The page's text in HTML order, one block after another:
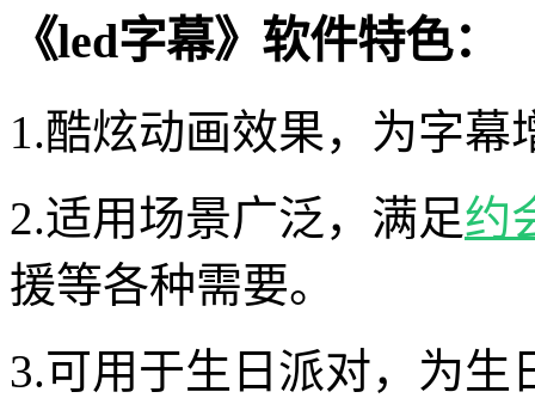
《led字幕》软件特色：
1.酷炫动画效果，为字
2.适用场景广泛，满足约
援等各种需要。
3.可用于生日派对，为生